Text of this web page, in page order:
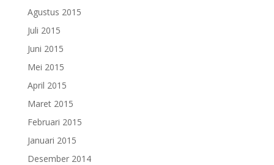
Agustus 2015
Juli 2015
Juni 2015
Mei 2015
April 2015
Maret 2015
Februari 2015
Januari 2015
Desember 2014